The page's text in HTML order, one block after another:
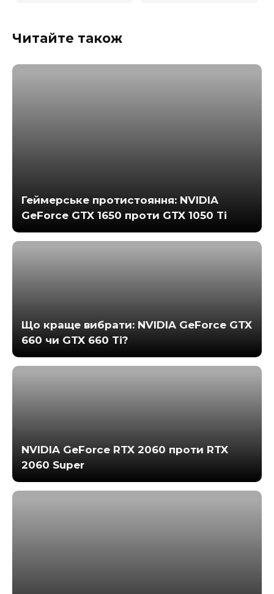
Читайте також
Геймерське протистояння: NVIDIA
GeForce GTX 1650 проти GTX 1050 Ti
Що краще вибрати: NVIDIA GeForce GTX
660 чи GTX 660 Ti?
NVIDIA GeForce RTX 2060 проти RTX
2060 Super